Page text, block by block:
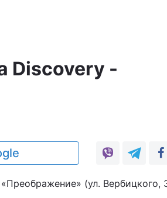
Discovery -
(ул. Вербицкого,